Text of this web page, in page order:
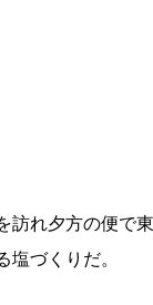
れ夕方の便で東
塩づくりだ。